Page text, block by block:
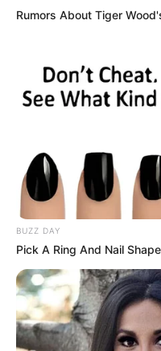
Rumors About Tiger
BUZZ DAY
Pick A Ring And Nail